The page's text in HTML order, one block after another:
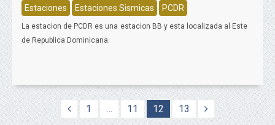
Estaciones
Estaciones Sismicas PCDR
La estacion de PCDR es una estacion BB y esta localizada al Este
de Republica Dominicana.
1 … 11 12 13